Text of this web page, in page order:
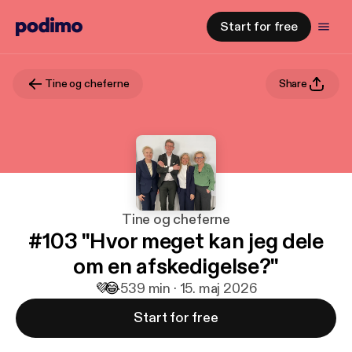
Start for free
Tine og cheferne Share
Tine og cheferne
#103 "Hvor meget kan jeg dele
om en afskedigelse?"
💜😂539 min · 15. maj 2026
Start for free